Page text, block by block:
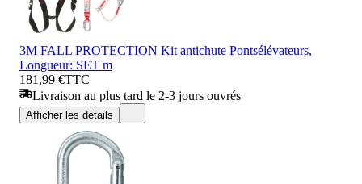
3M FALL PROTECTION Kit antichute Pontsélévateurs,
Longueur: SET m
181,99 €TTC
Livraison au plus tard le 2-3 jours ouvrés
Afficher les détails